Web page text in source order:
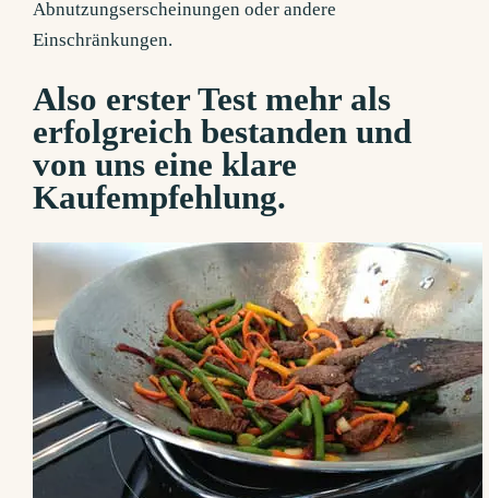
Abnutzungserscheinungen oder andere
Einschränkungen.
Also erster Test mehr als
erfolgreich bestanden und
von uns eine klare
Kaufempfehlung.